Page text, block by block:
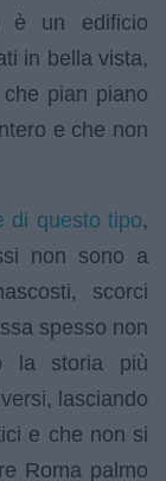
è un edificio
in bella vista,
che pian piano
e che non
di questo tipo,
non sono a
scorci
spesso non
la storia più
lasciando
e che non si
Roma palmo